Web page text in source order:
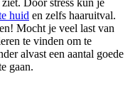
huid en zelfs haaruitval.
Mocht je veel last van
te vinden om te
alvast een aantal goede
gaan.